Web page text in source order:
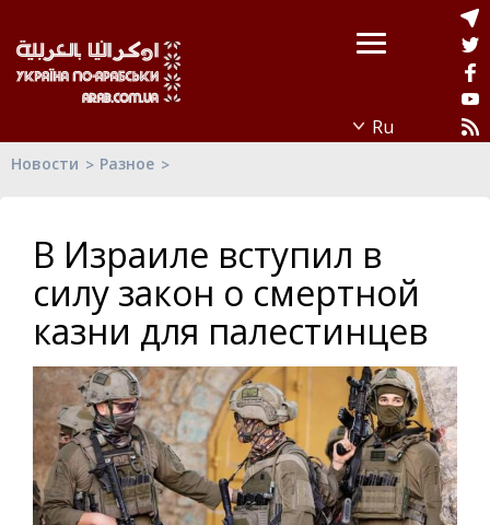
Новости Разное
В Израиле вступил в
силу закон о смертной
казни для палестинцев